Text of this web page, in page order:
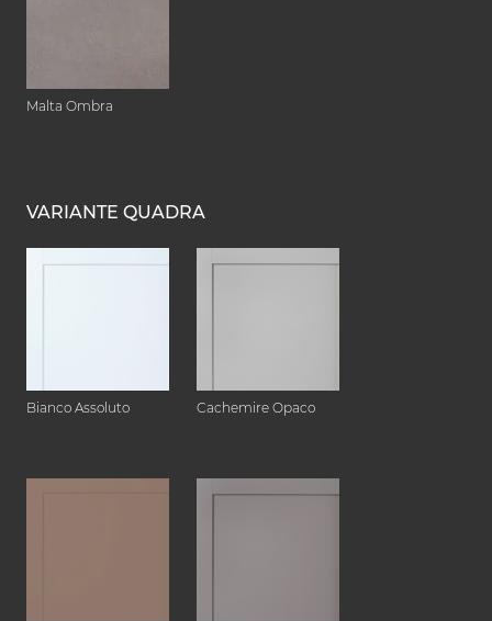
Malta Ombra
VARIANTE QUADRA
Bianco Assoluto Cachemire Opaco